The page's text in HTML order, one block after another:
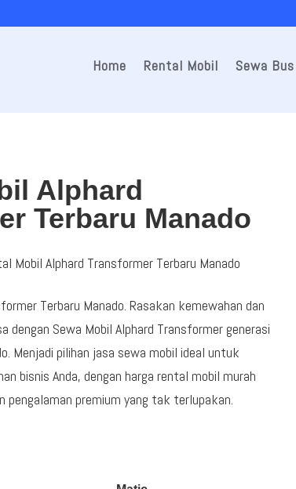
Home Rental Mobil Sewa Bus
Alphard
Terbaru Manado
Mobil Alphard Transformer Terbaru Manado
Terbaru Manado. Rasakan kemewahan dan
dengan Sewa Mobil Alphard Transformer generasi
Menjadi pilihan jasa sewa mobil ideal untuk
bisnis Anda, dengan harga rental mobil murah
pengalaman premium yang tak terlupakan.